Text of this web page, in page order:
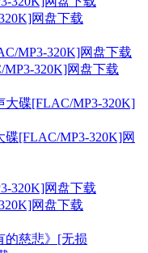
网盘下载
320K]网盘下载
碟[FLAC/MP3-320K]网
网盘下载